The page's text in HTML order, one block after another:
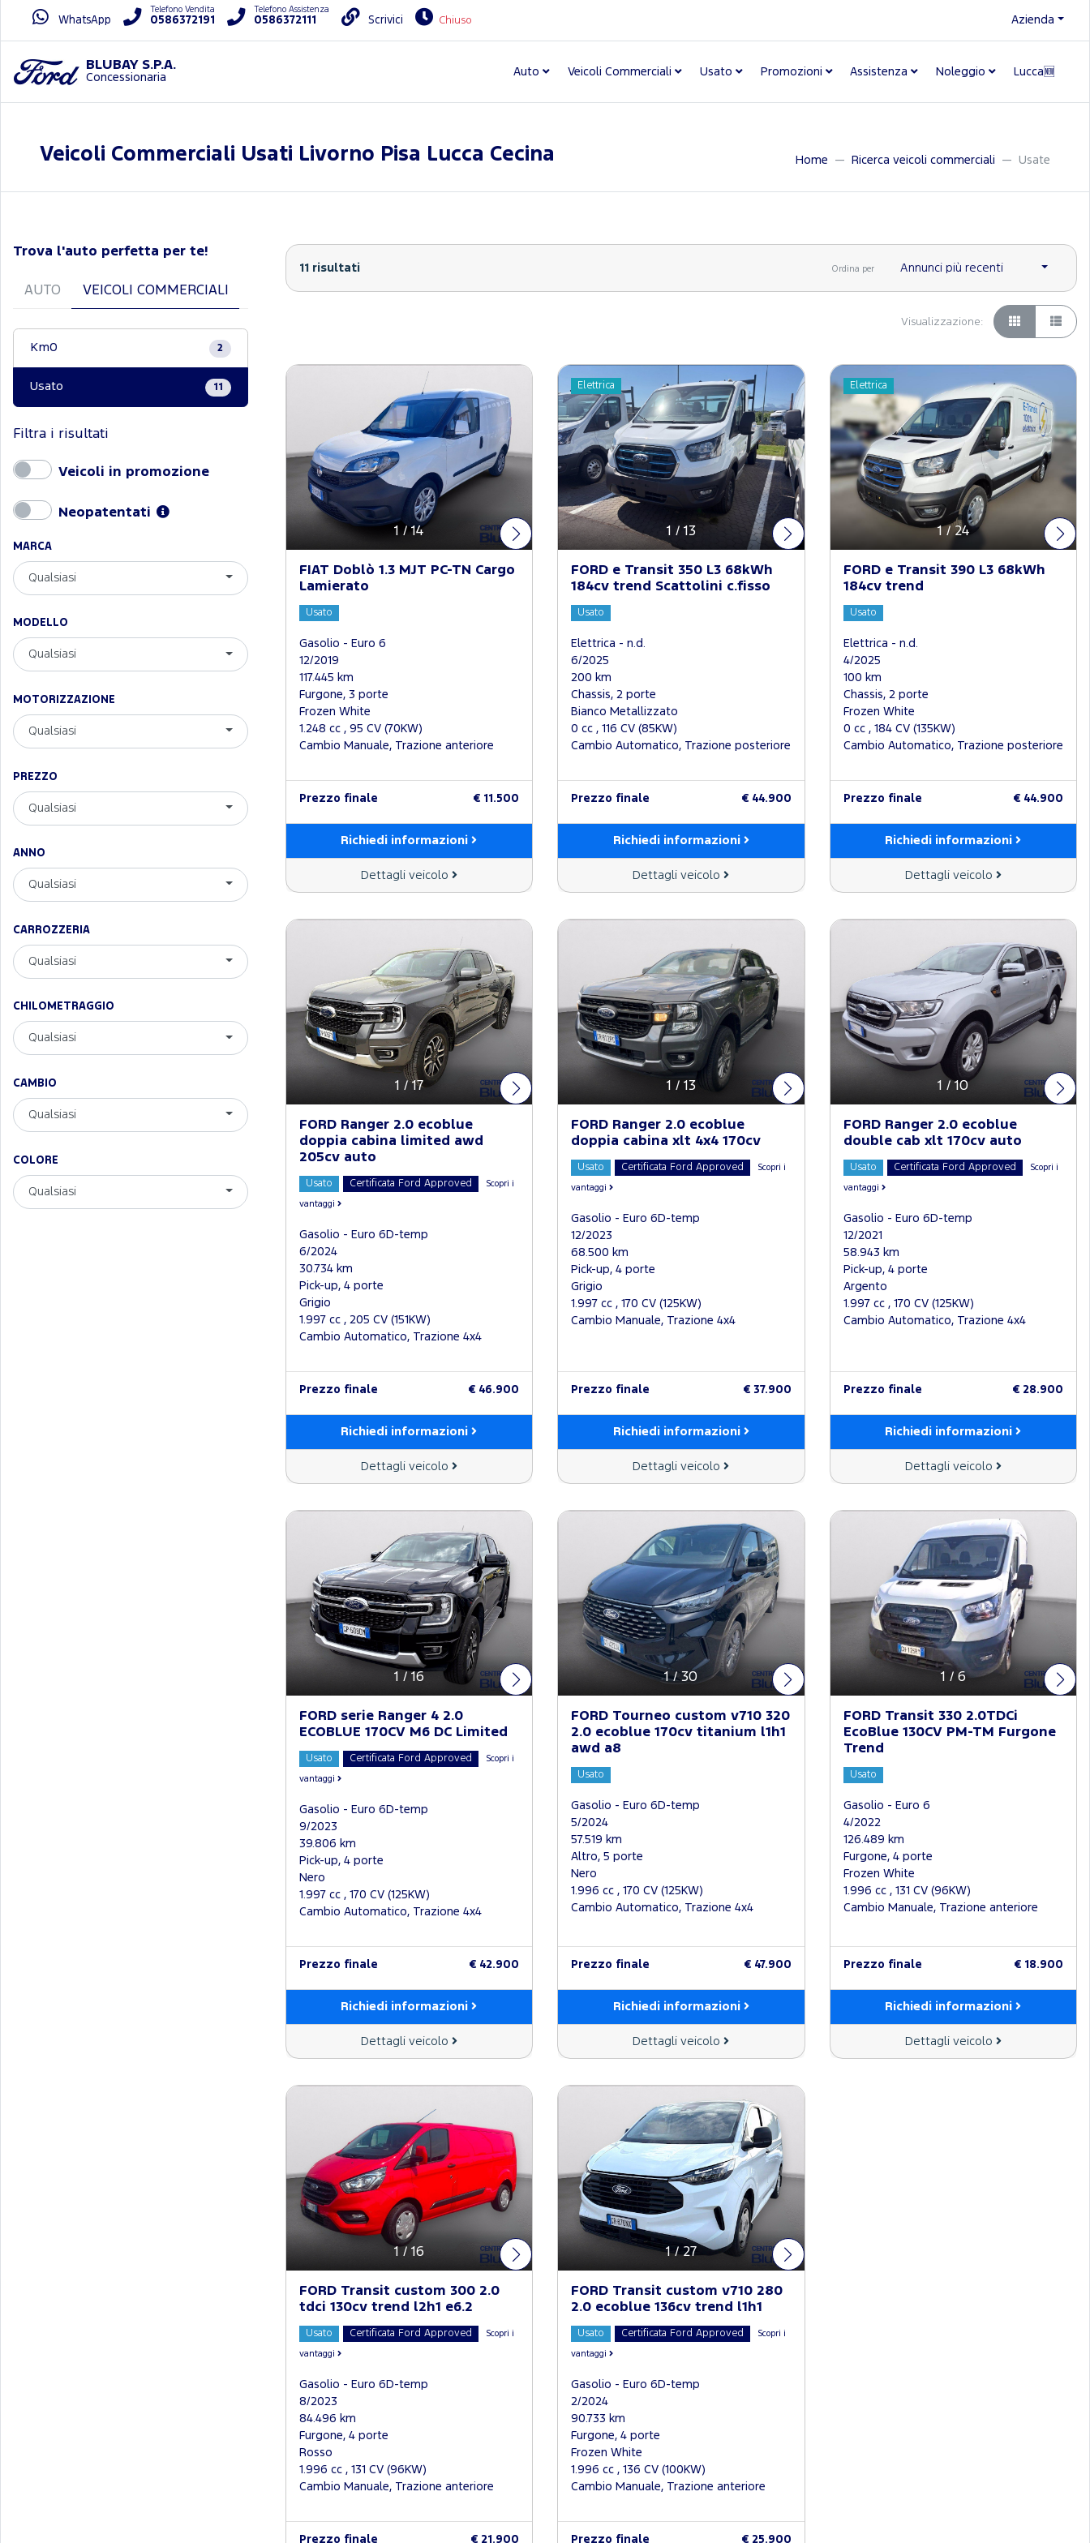
WhatsApp
Telefono Vendita
0586372191
Telefono Assistenza
0586372111 Scrivici Chiuso Azienda
BLUBAY S.P.A.
Concessionaria Auto Veicoli Commerciali Usato Promozioni Assistenza Noleggio Lucca🆕
Veicoli Commerciali Usati Livorno Pisa Lucca Cecina Home Ricerca veicoli commerciali Usate
Trova l'auto perfetta per te!
AUTO VEICOLI COMMERCIALI
Km0 2
Usato 11
Filtra i risultati
Veicoli in promozione
Neopatentati
MARCA
Qualsiasi
MODELLO
Qualsiasi
MOTORIZZAZIONE
Qualsiasi
PREZZO
Qualsiasi
ANNO
Qualsiasi
CARROZZERIA
Qualsiasi
CHILOMETRAGGIO
Qualsiasi
CAMBIO
Qualsiasi
COLORE
Qualsiasi
11 risultati Ordina per Annunci più recenti
Visualizzazione:
1 /14
FIAT Doblò 1.3 MJT PC-TN Cargo
Lamierato
Usato
Gasolio - Euro 6
12/2019
117.445 km
Furgone, 3 porte
Frozen White
1.248 cc , 95 CV (70KW)
Cambio Manuale, Trazione anteriore
Prezzo finale € 11.500
Richiedi informazioni
Dettagli veicolo
1 / 13
Elettrica
FORD e Transit 350 L3 68kWh
184cv trend Scattolini c.fisso
Usato
Elettrica - n.d.
6/2025
200 km
Chassis, 2 porte
Bianco Metallizzato
0 cc , 116 CV (85KW)
Cambio Automatico, Trazione posteriore
Prezzo finale € 44.900
Richiedi informazioni
Dettagli veicolo
1 /24
Elettrica
FORD e Transit 390 L3 68kWh
184cv trend
Usato
Elettrica - n.d.
4/2025
100 km
Chassis, 2 porte
Frozen White
0 cc , 184 CV (135KW)
Cambio Automatico, Trazione posteriore
Prezzo finale € 44.900
Richiedi informazioni
Dettagli veicolo
1 / 17
FORD Ranger 2.0 ecoblue
doppia cabina limited awd
205cv auto
Usato Certificata Ford Approved Scopri i
vantaggi
Gasolio - Euro 6D-temp
6/2024
30.734 km
Pick-up, 4 porte
Grigio
1.997 cc , 205 CV (151KW)
Cambio Automatico, Trazione 4x4
Prezzo finale € 46.900
Richiedi informazioni
Dettagli veicolo
1 / 13
FORD Ranger 2.0 ecoblue
doppia cabina xlt 4x4 170cv
Usato Certificata Ford Approved Scopri i
vantaggi
Gasolio - Euro 6D-temp
12/2023
68.500 km
Pick-up, 4 porte
Grigio
1.997 cc , 170 CV (125KW)
Cambio Manuale, Trazione 4x4
Prezzo finale € 37.900
Richiedi informazioni
Dettagli veicolo
1 /10
FORD Ranger 2.0 ecoblue
double cab xlt 170cv auto
Usato Certificata Ford Approved Scopri i
vantaggi
Gasolio - Euro 6D-temp
12/2021
58.943 km
Pick-up, 4 porte
Argento
1.997 cc , 170 CV (125KW)
Cambio Automatico, Trazione 4x4
Prezzo finale € 28.900
Richiedi informazioni
Dettagli veicolo
1 / 16
FORD serie Ranger 4 2.0
ECOBLUE 170CV M6 DC Limited
Usato Certificata Ford Approved Scopri i
vantaggi
Gasolio - Euro 6D-temp
9/2023
39.806 km
Pick-up, 4 porte
Nero
1.997 cc , 170 CV (125KW)
Cambio Automatico, Trazione 4x4
Prezzo finale € 42.900
Richiedi informazioni
Dettagli veicolo
1/30
FORD Tourneo custom v710 320
2.0 ecoblue 170cv titanium l1h1
awd a8
Usato
Gasolio - Euro 6D-temp
5/2024
57.519 km
Altro, 5 porte
Nero
1.996 cc , 170 CV (125KW)
Cambio Automatico, Trazione 4x4
Prezzo finale € 47.900
Richiedi informazioni
Dettagli veicolo
1 / 6
FORD Transit 330 2.0TDCi
EcoBlue 130CV PM-TM Furgone
Trend
Usato
Gasolio - Euro 6
4/2022
126.489 km
Furgone, 4 porte
Frozen White
1.996 cc , 131 CV (96KW)
Cambio Manuale, Trazione anteriore
Prezzo finale € 18.900
Richiedi informazioni
Dettagli veicolo
1 / 16
FORD Transit custom 300 2.0
tdci 130cv trend l2h1 e6.2
Usato Certificata Ford Approved Scopri i
vantaggi
Gasolio - Euro 6D-temp
8/2023
84.496 km
Furgone, 4 porte
Rosso
1.996 cc , 131 CV (96KW)
Cambio Manuale, Trazione anteriore
Prezzo finale € 21.900
1/27
FORD Transit custom v710 280
2.0 ecoblue 136cv trend l1h1
Usato Certificata Ford Approved Scopri i
vantaggi
Gasolio - Euro 6D-temp
2/2024
90.733 km
Furgone, 4 porte
Frozen White
1.996 cc , 136 CV (100KW)
Cambio Manuale, Trazione anteriore
Prezzo finale € 25.900